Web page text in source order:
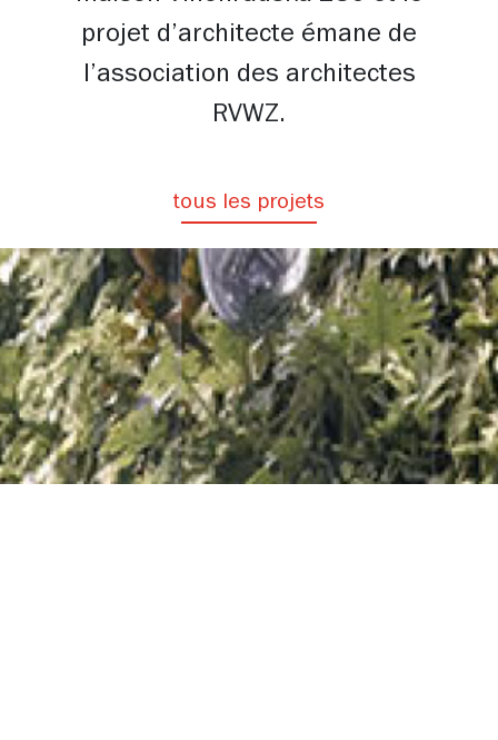
projet d’architecte émane de
l’association des architectes
RVWZ.
tous les projets